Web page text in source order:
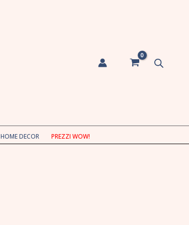
HOME DECOR PREZZI WOW!